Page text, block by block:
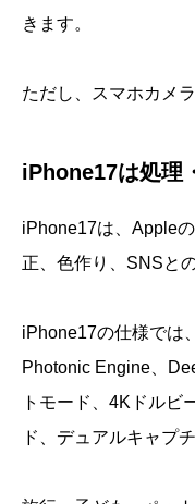
きます。
ただし、スマホカメ
iPhone17は処理
iPhone17は、Apple
正、色作り、SNSと
iPhone17の仕様では
Photonic Engine、
トモード、4Kドルビ
ド、デュアルキャプ